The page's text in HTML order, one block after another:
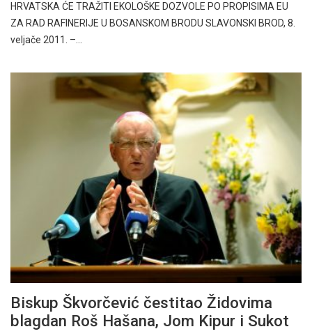
HRVATSKA ĆE TRAŽITI EKOLOŠKE DOZVOLE PO PROPISIMA EU
ZA RAD RAFINERIJE U BOSANSKOM BRODU SLAVONSKI BROD, 8.
veljače 2011. –…
Biskup Škvorčević čestitao Židovima
blagdan Roš Hašana, Jom Kipur i Sukot